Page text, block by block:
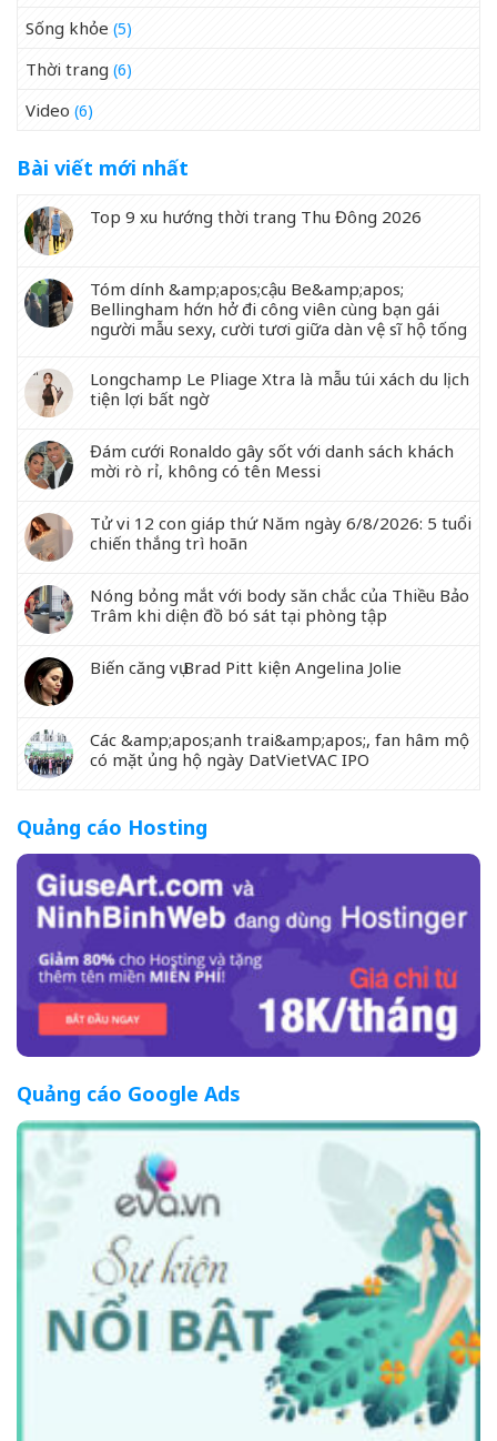
Sống khỏe (5)
Thời trang (6)
Video (6)
Bài viết mới nhất
Top 9 xu hướng thời trang Thu Đông 2026
Tóm dính &amp;apos;cậu Be&amp;apos;
Bellingham hớn hở đi công viên cùng bạn gái
người mẫu sexy, cười tươi giữa dàn vệ sĩ hộ tống
Longchamp Le Pliage Xtra là mẫu túi xách du lịch
tiện lợi bất ngờ
Đám cưới Ronaldo gây sốt với danh sách khách
mời rò rỉ, không có tên Messi
Tử vi 12 con giáp thứ Năm ngày 6/8/2026: 5 tuổi
chiến thắng trì hoãn
Nóng bỏng mắt với body săn chắc của Thiều Bảo
Trâm khi diện đồ bó sát tại phòng tập
Biến căng vụ Brad Pitt kiện Angelina Jolie
Các &amp;apos;anh trai&amp;apos;, fan hâm mộ
có mặt ủng hộ ngày DatVietVAC IPO
Quảng cáo Hosting
Quảng cáo Google Ads